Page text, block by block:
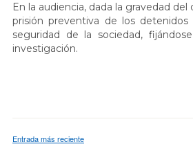
En la audiencia, dada la gravedad
prisión preventiva de los
seguridad de la sociedad,
investigación.
Entrada más reciente